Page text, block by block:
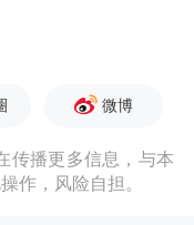
微博
传播更多信息，与本
作，风险自担。